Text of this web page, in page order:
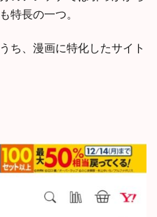
特長の一つ。
ち、漫画に特化したサイト